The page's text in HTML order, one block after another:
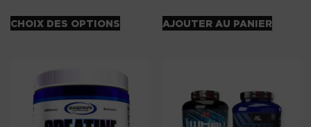
CHOIX DES OPTIONS AJOUTER AU PANIER